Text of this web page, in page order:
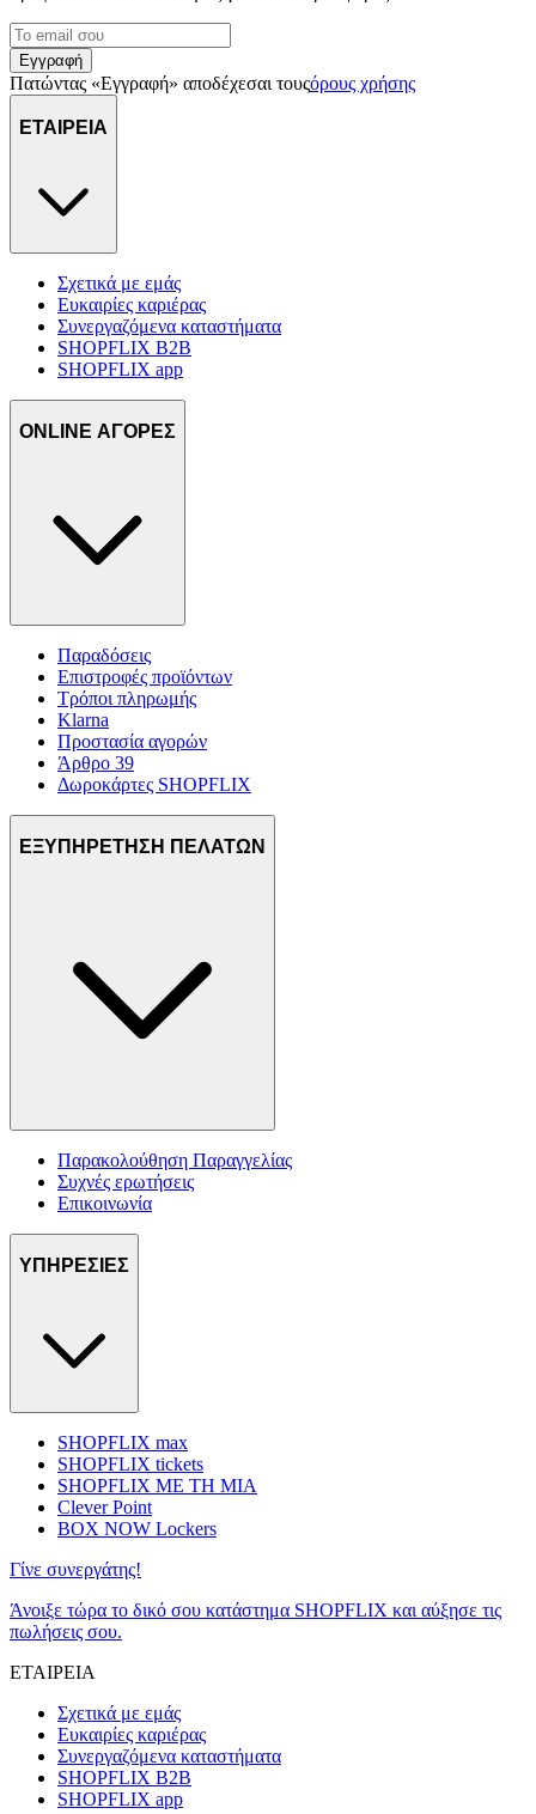
Εγγραφή
Πατώντας «Εγγραφή» αποδέχεσαι τουςόρους χρήσης
ΕΤΑΙΡΕΙΑ
Σχετικά με εμάς
Ευκαιρίες καριέρας
Συνεργαζόμενα καταστήματα
SHOPFLIX B2B
SHOPFLIX app
ONLINE ΑΓΟΡΕΣ
Παραδόσεις
Επιστροφές προϊόντων
Τρόποι πληρωμής
Klarna
Προστασία αγορών
Άρθρο 39
Δωροκάρτες SHOPFLIX
ΕΞΥΠΗΡΕΤΗΣΗ ΠΕΛΑΤΩΝ
Παρακολούθηση Παραγγελίας
Συχνές ερωτήσεις
Επικοινωνία
ΥΠΗΡΕΣΙΕΣ
SHOPFLIX max
SHOPFLIX tickets
SHOPFLIX ΜΕ ΤΗ ΜΙΑ
Clever Point
BOX NOW Lockers
Γίνε συνεργάτης!
Άνοιξε τώρα το δικό σου κατάστημα SHOPFLIX και αύξησε τις
πωλήσεις σου.
ΕΤΑΙΡΕΙΑ
Σχετικά με εμάς
Ευκαιρίες καριέρας
Συνεργαζόμενα καταστήματα
SHOPFLIX B2B
SHOPFLIX app